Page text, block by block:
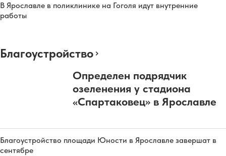
В Ярославле в поликлинике на Гоголя идут внутренние
работы
Благоустройство
Определен подрядчик
озеленения у стадиона
«Спартаковец» в Ярославле
Благоустройство площади Юности в Ярославле завершат в
сентябре